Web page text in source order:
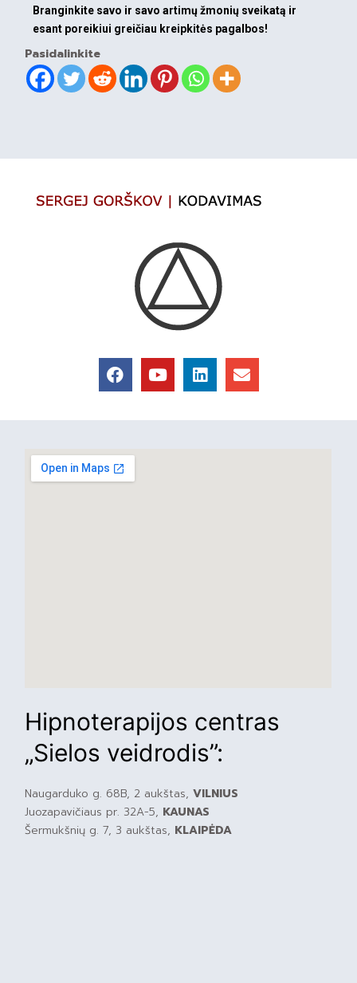
Branginkite savo ir savo artimų žmonių sveikatą ir
esant poreikiui greičiau kreipkitės pagalbos!
Pasidalinkite
Hipnoterapijos centras
„Sielos veidrodis”:
Naugarduko g. 68B, 2 aukštas,VILNIUS
Juozapavičiaus pr. 32A-5, KAUNAS
Šermukšnių g. 7, 3 aukštas, KLAIPĖDA